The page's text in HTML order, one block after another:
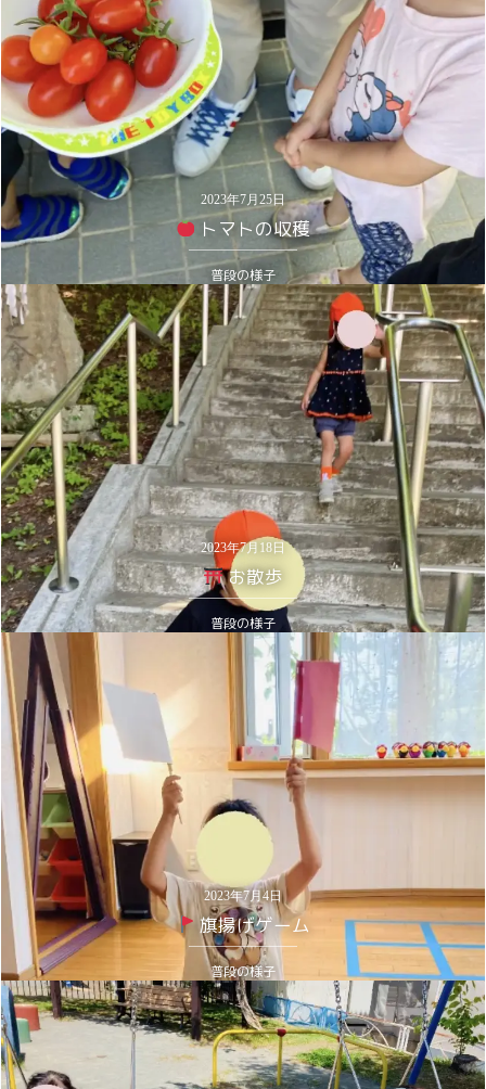
2023年7月25日
トマトの収穫
普段の様子
2023年7月18日
お散歩
普段の様子
2023年7月4日
旗揚げゲーム
普段の様子